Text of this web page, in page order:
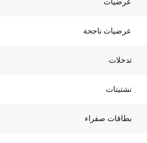
عرضيات
عرضيات ناجحة
تدخلات
تشتيتات
بطاقات صفراء